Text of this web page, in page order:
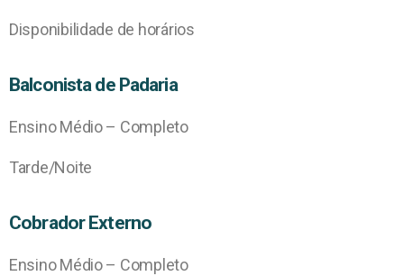
Disponibilidade de horários
Balconista de Padaria
Ensino Médio – Completo
Tarde/Noite
Cobrador Externo
Ensino Médio – Completo